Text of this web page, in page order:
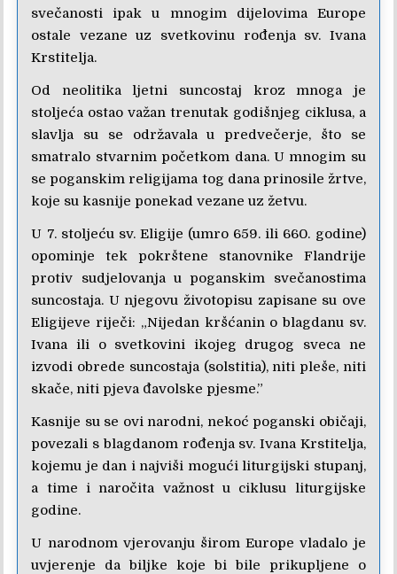
svečanosti ipak u mnogim dijelovima Europe
ostale vezane uz svetkovinu rođenja sv. Ivana
Krstitelja.
Od neolitika ljetni suncostaj kroz mnoga je
stoljeća ostao važan trenutak godišnjeg ciklusa, a
slavlja su se održavala u predvečerje, što se
smatralo stvarnim početkom dana. U mnogim su
se poganskim religijama tog dana prinosile žrtve,
koje su kasnije ponekad vezane uz žetvu.
U 7. stoljeću sv. Eligije (umro 659. ili 660. godine)
opominje tek pokrštene stanovnike Flandrije
protiv sudjelovanja u poganskim svečanostima
suncostaja. U njegovu životopisu zapisane su ove
Eligijeve riječi: „Nijedan kršćanin o blagdanu sv.
Ivana ili o svetkovini ikojeg drugog sveca ne
izvodi obrede suncostaja (solstitia), niti pleše, niti
skače, niti pjeva đavolske pjesme.”
Kasnije su se ovi narodni, nekoć poganski običaji,
povezali s blagdanom rođenja sv. Ivana Krstitelja,
kojemu je dan i najviši mogući liturgijski stupanj,
a time i naročita važnost u ciklusu liturgijske
godine.
U narodnom vjerovanju širom Europe vladalo je
uvjerenje da biljke koje bi bile prikupljene o